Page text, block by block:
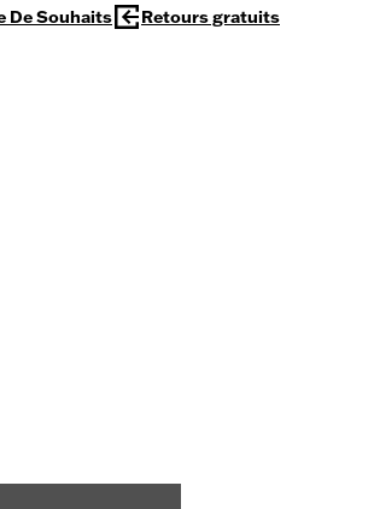
De Souhaits Retours gratuits